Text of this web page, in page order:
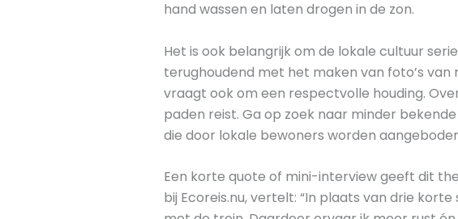
hand wassen en laten drogen in de zon.
Het is ook belangrijk om de lokale cultuur
terughoudend met het maken van foto’s van
vraagt ook om een respectvolle houding.
paden reist. Ga op zoek naar minder
die door lokale bewoners worden
Een korte quote of mini-interview geeft dit
bij Ecoreis.nu, vertelt: “In plaats van drie